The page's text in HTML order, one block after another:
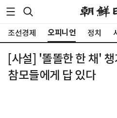
조선경제 오피니언 정치
[사설] '똘똘한 한 채'
참모들에게 답 있다